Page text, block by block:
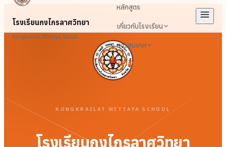
โรงเรียนกงไกรลาศวิทยา
Kongkrailat Wittaya School
หลักสูตร
เกี่ยวกับโรงเรียน
สารสนเทศ
เข้าสู่ระบบ
KONGKRAILAT WITTAYA SCHOOL
โรงเรียนกงไกรลาศวิทยา